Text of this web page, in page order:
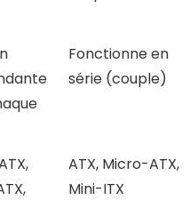
Fonctionne en
série (couple)
ATX, Micro-ATX,
Mini-ITX